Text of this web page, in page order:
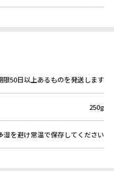
50日以上あるものを発送します
250g
湿を避け常温で保存してください